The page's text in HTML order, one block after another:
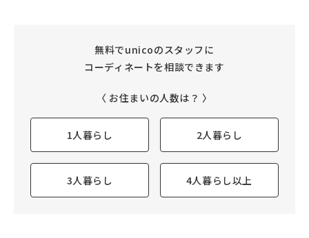
無料でunicoのスタッフに
コーディネートを相談できます
〈 お住まいの人数は？ 〉
1人暮らし 2人暮らし
3人暮らし 4人暮らし以上